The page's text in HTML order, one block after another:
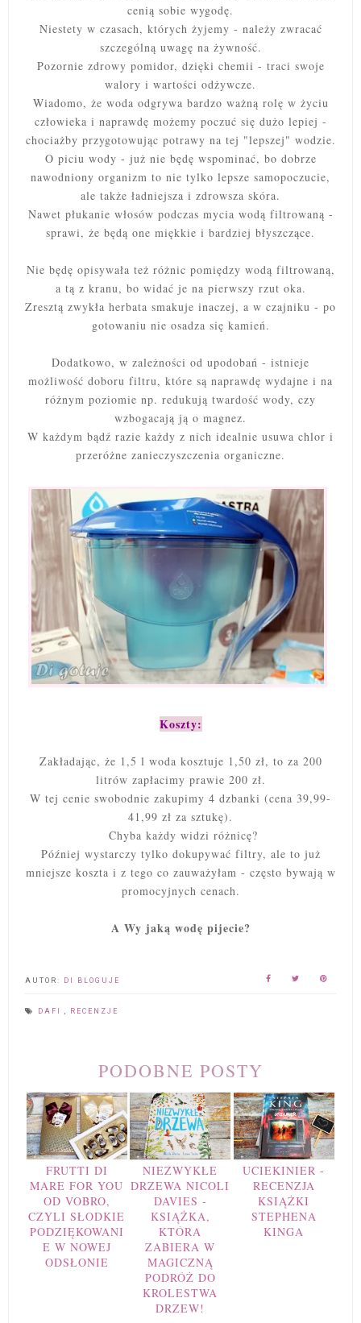
cenią sobie wygodę.
Niestety w czasach, których żyjemy - należy zwracać
szczególną uwagę na żywność.
Pozornie zdrowy pomidor, dzięki chemii - traci swoje
walory i wartości odżywcze.
Wiadomo, że woda odgrywa bardzo ważną rolę w życiu
człowieka i naprawdę możemy poczuć się dużo lepiej -
chociażby przygotowując potrawy na tej "lepszej" wodzie.
O piciu wody - już nie będę wspominać, bo dobrze
nawodniony organizm to nie tylko lepsze samopoczucie,
ale także ładniejsza i zdrowsza skóra.
Nawet płukanie włosów podczas mycia wodą filtrowaną -
sprawi, że będą one miękkie i bardziej błyszczące.
Nie będę opisywała też różnic pomiędzy wodą filtrowaną,
a tą z kranu, bo widać je na pierwszy rzut oka.
Zresztą zwykła herbata smakuje inaczej, a w czajniku - po
gotowaniu nie osadza się kamień.
Dodatkowo, w zależności od upodobań - istnieje
możliwość doboru filtru, które są naprawdę wydajne i na
różnym poziomie np. redukują twardość wody, czy
wzbogacają ją o magnez.
W każdym bądź razie każdy z nich idealnie usuwa chlor i
przeróżne zanieczyszczenia organiczne.
Koszty:
Zakładając, że 1,5 l woda kosztuje 1,50 zł, to za 200
litrów zapłacimy prawie 200 zł.
W tej cenie swobodnie zakupimy 4 dzbanki (cena 39,99-
41,99 zł za sztukę).
Chyba każdy widzi różnicę?
Później wystarczy tylko dokupywać filtry, ale to już
mniejsze koszta i z tego co zauważyłam - często bywają w
promocyjnych cenach.
A Wy jaką wodę pijecie?
AUTOR: DI BLOGUJE
DAFI RECENZJE
PODOBNE POSTY
FRUTTI DI
MARE FOR YOU
OD VOBRO,
CZYLI SŁODKIE
PODZIĘKOWANI
E W NOWEJ
ODSŁONIE
NIEZWYKŁE
DRZEWA NICOLI
DAVIES -
KSIĄŻKA,
KTÓRA
ZABIERA W
MAGICZNĄ
PODRÓŻ DO
KROLESTWA
DRZEW!
UCIEKINIER -
RECENZJA
KSIĄŻKI
STEPHENA
KINGA